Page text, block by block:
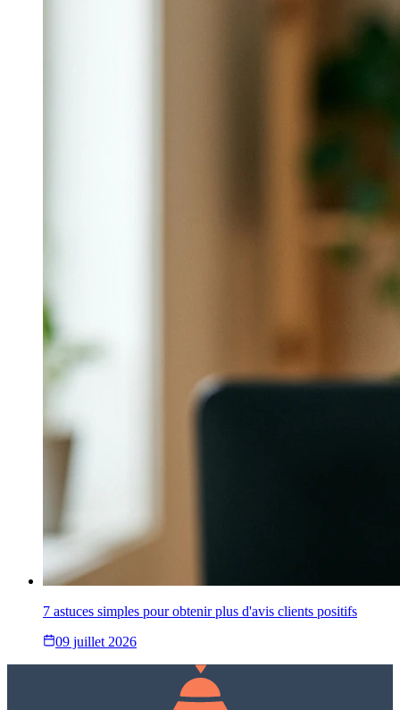
7 astuces simples pour obtenir plus d'avis clients positifs
09 juillet 2026